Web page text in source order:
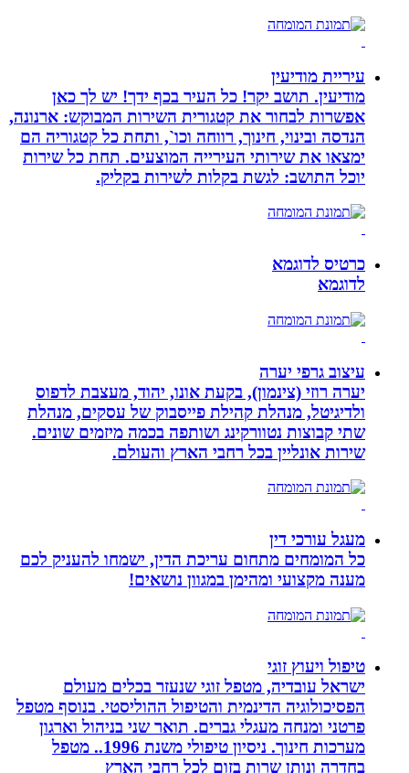
עיריית מודיעין
מודיעין. תושב יקר! כל העיר בכף ידך! יש לך כאן
אפשרות לבחור את קטגורית השירות המבוקש: ארנונה,
הנדסה ובינוי, חינוך, רווחה וכו`, ותחת כל קטגוריה הם
ימצאו את שירותי העירייה המוצעים. תחת כל שירות
יוכל התושב: לגשת בקלות לשירות בקליק.
כרטיס לדוגמא
לדוגמא
עיצוב גרפי יערה
יערה רוזי (צינמון), בקעת אונו, יהוד, מעצבת לדפוס
ולדיגיטל, מנהלת קהילת פייסבוק של עסקים, מנהלת
שתי קבוצות נטוורקינג ושותפה בכמה מיזמים שונים.
שירות אונליין בכל רחבי הארץ והעולם.
מעגל עורכי דין
כל המומחים מתחום עריכת הדין, ישמחו להעניק לכם
מענה מקצועי ומהימן במגוון נושאים!
טיפול ויעוץ זוגי
ישראל עובדיה, מטפל זוגי שנעזר בכלים מעולם
הפסיכולוגיה הדינמית והטיפול ההוליסטי. בנוסף מטפל
פרטני ומנחה מעגלי גברים. תואר שני בניהול וארגון
מערכות חינוך. ניסיון טיפולי משנת 1996.. מטפל
בחדרה ונותן שרות בזום לכל רחבי הארץ